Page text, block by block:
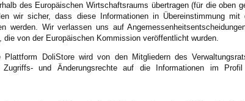
des Europäischen Wirtschaftsraums übertragen (für die oben
wir sicher, dass diese Informationen in Übereinstimmung mit
werden. Wir verlassen uns auf
die von der Europäischen Kommission veröffentlicht wurden.
Plattform DoliStore wird von den Mitgliedern des
Zugriffs- und Änderungsrechte auf die Informationen im